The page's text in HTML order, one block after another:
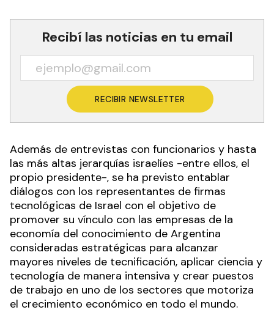
Recibí las noticias en tu email
RECIBIR NEWSLETTER
Además de entrevistas con funcionarios y hasta
las más altas jerarquías israelíes -entre ellos, el
propio presidente-, se ha previsto entablar
diálogos con los representantes de firmas
tecnológicas de Israel con el objetivo de
promover su vínculo con las empresas de la
economía del conocimiento de Argentina
consideradas estratégicas para alcanzar
mayores niveles de tecnificación, aplicar ciencia y
tecnología de manera intensiva y crear puestos
de trabajo en uno de los sectores que motoriza
el crecimiento económico en todo el mundo.